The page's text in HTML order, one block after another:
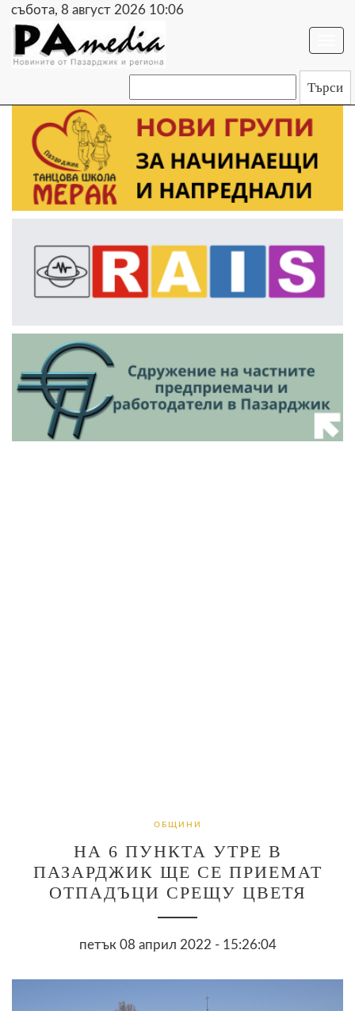
събота, 8 август 2026 10:06
ОБЩИНИ
НА 6 ПУНКТА УТРЕ В
ПАЗАРДЖИК ЩЕ СЕ ПРИЕМАТ
ОТПАДЪЦИ СРЕЩУ ЦВЕТЯ
петък 08 април 2022 - 15:26:04